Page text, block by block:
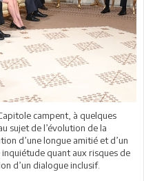
campent, à quelques
sujet de l’évolution de la
d’une longue amitié et d’un
quant aux risques de
d’un dialogue inclusif.